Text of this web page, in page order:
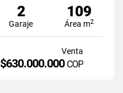
2
Garaje
109
Área m2
Venta
$630.000.000 COP